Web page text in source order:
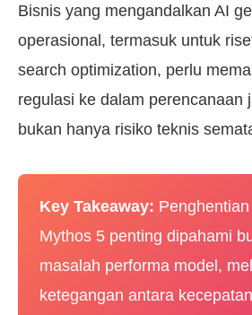
Bisnis yang mengandalkan AI
operasional, termasuk untuk
search optimization, perlu
regulasi ke dalam perencanaan
bukan hanya risiko teknis
Key Takeaway:
Mythos 5 penting dipahami
masalah performa model,
ketegangan antara